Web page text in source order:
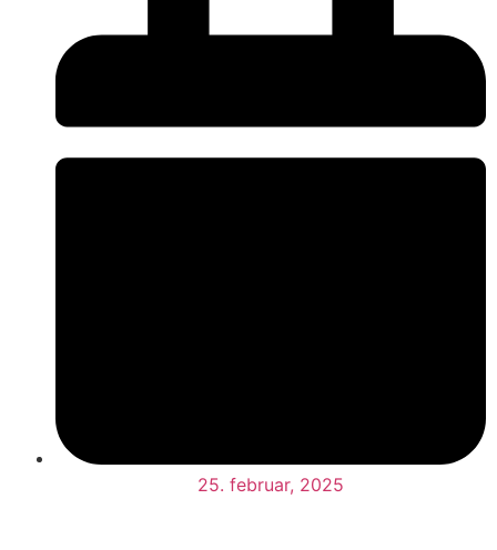
25. februar, 2025